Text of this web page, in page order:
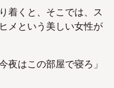
着くと、そこでは、ス
メという美しい女性が
夜はこの部屋で寝ろ」